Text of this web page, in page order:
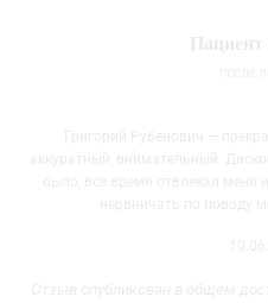
Григорий Рубенович —
аккуратный, внимательный.
было, все время отвлекал меня
нервничать по поводу
Отзыв опубликован в общем